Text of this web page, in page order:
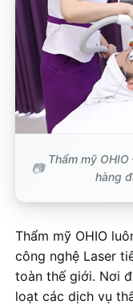
Thẩm mỹ
hàng
Thẩm mỹ OHIO
công nghệ Laser
toàn thế giới. Nơi
loạt các dịch vụ